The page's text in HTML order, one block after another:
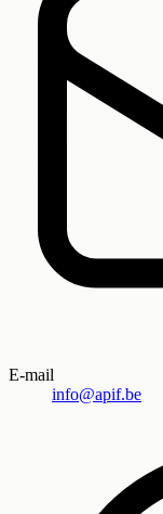
E-mail
info@apif.be